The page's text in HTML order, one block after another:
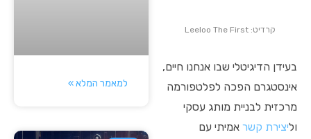
קרדיט: Leeloo The First
בעידן הדיגיטלי שבו אנחנו חיים,
אינסטגרם הפכה לפלטפורמה
מרכזית לבניית מותג עסקי
וליצירת קשר אמיתי עם
למאמר המלא »